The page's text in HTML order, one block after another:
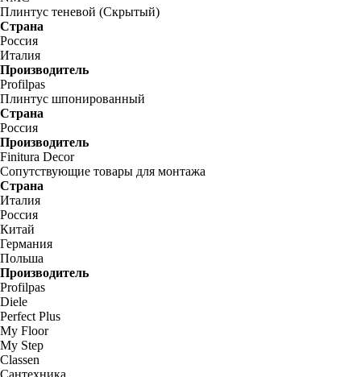
Плинтус теневой (Скрытый)
Страна
Россия
Италия
Производитель
Profilpas
Плинтус шпонированный
Страна
Россия
Производитель
Finitura Decor
Сопутствующие товары для монтажа
Страна
Италия
Россия
Китай
Германия
Польша
Производитель
Profilpas
Diele
Perfect Plus
My Floor
My Step
Classen
Сантехника